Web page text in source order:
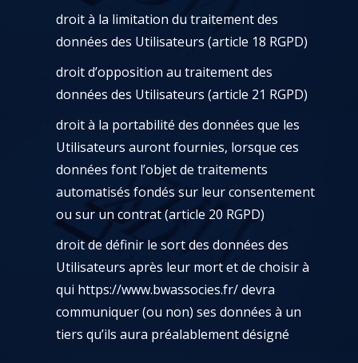
droit à la limitation du traitement des
données des Utilisateurs (article 18 RGPD)
droit d’opposition au traitement des
données des Utilisateurs (article 21 RGPD)
droit à la portabilité des données que les
Utilisateurs auront fournies, lorsque ces
données font l’objet de traitements
automatisés fondés sur leur consentement
ou sur un contrat (article 20 RGPD)
droit de définir le sort des données des
Utilisateurs après leur mort et de choisir à
qui https://www.bwassocies.fr/devra
communiquer (ou non) ses données à un
tiers qu’ils aura préalablement désigné